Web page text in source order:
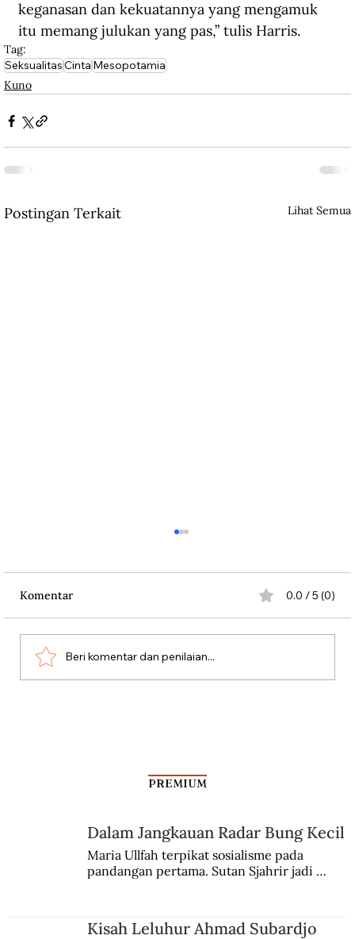
keganasan dan kekuatannya yang mengamuk
itu memang julukan yang pas,” tulis Harris.
Tag:
SeksualitasCinta Mesopotamia
Kuno
Postingan Terkait Lihat Semua
Komentar 0.0 / 5 (0)
Beri komentar dan penilaian...
PREMIUM
Dalam Jangkauan Radar Bung Kecil
Maria Ullfah terpikat sosialisme pada
pandangan pertama. Sutan Sjahrir jadi
Kisah Leluhur Ahmad Subardjo